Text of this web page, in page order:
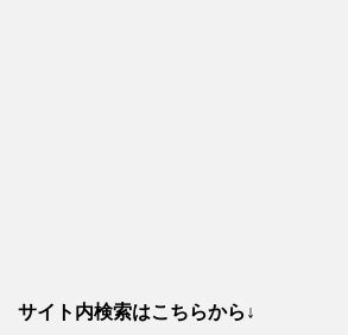
サイト内検索はこちらから↓